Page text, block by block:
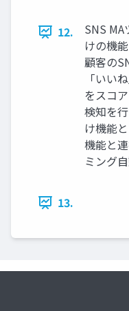
12.
SNS
けの機
顧客の
「いい
をスコ
検知を
け機能
機能と
ミング
13.